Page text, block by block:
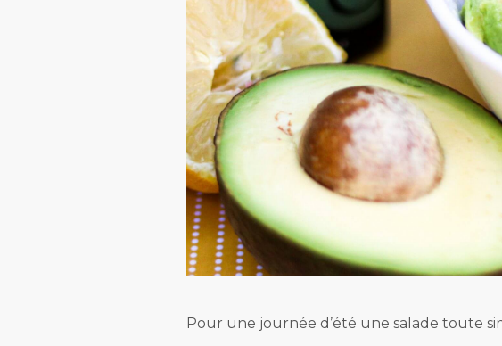
Pour une journée d’été une salade toute